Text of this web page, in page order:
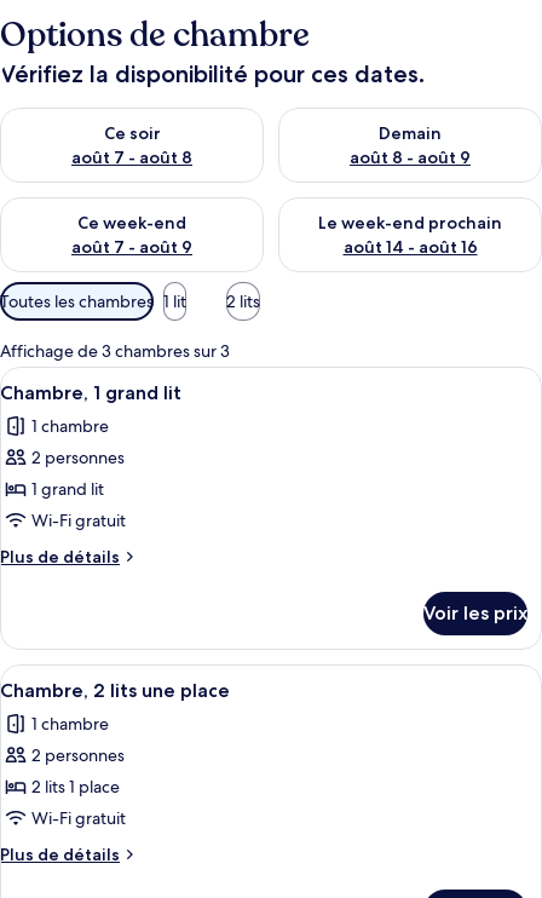
Options de chambre
Vérifiez la disponibilité pour ces dates.
Ce soir
août 7 - août 8
Vérifier la disponibilité pour ce soir août 7 - août 8
Demain
août 8 - août 9
Vérifier la disponibilité pour
Ce week-end
août 7 - août 9
Vérifier la disponibilité pour ce week-end août 7 - août 9
Le week-end prochain
août 14 - août 16
Vérifier la disponibilité pour
Filtres
disponibles
pour
les
chambres
Toutes les chambres 1 lit 2 lits
Affichage de 3 chambres sur 3
Afficher
toutes
les
photos
pour
ce
type
de
Chambre,
grand
lit
Une chambre d’hôtel moderne
6
Chambre, 1 grand lit
1 chambre
2 personnes
1 grand lit
Wi-Fi gratuit
Plus de détails
Plus
le
type
de
Chambre,
lit
Voir les prix
Afficher
toutes
les
photos
pour
ce
type
de
Une chambre d’hôtel avec deux lits,
5
Chambre, 2 lits une place
1 chambre
2 personnes
2 lits 1 place
Wi-Fi gratuit
Plus de détails
Plus